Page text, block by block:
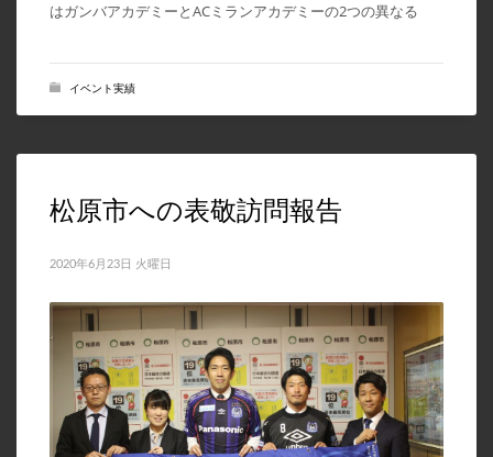
はガンバアカデミーとACミランアカデミーの2つの異なる
イベント実績
松原市への表敬訪問報告
2020年6月23日 火曜日